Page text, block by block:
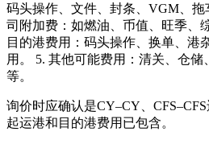
码头操作、文件、封条、VGM、
司附加费：如燃油、币值、旺季、
目的港费用：码头操作、换单、港
用。 5. 其他可能费用：清关、仓
等。
询价时应确认是CY–CY、
起运港和目的港费用已包含。